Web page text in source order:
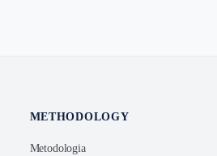
METHODOLOGY
Metodologia